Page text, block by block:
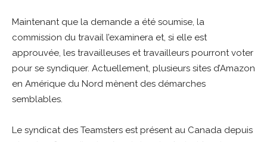
Maintenant que la demande a été soumise, la
commission du travail l’examinera et, si elle est
approuvée, les travailleuses et travailleurs pourront voter
pour se syndiquer. Actuellement, plusieurs sites d’Amazon
en Amérique du Nord mènent des démarches
semblables.
Le syndicat des Teamsters est présent au Canada depuis